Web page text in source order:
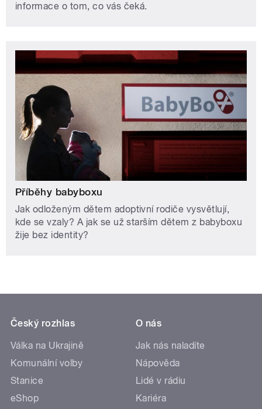
informace o tom, co vás čeká.
Příběhy babyboxu
Jak odloženým dětem adoptivní rodiče vysvětlují,
kde se vzaly? A jak se už starším dětem z babyboxu
žije bez identity?
Český rozhlas
Válka na Ukrajině
Komunální volby
Stanice
eShop
O nás
Jak nás naladíte
Nápověda
Lidé v rádiu
Kariéra